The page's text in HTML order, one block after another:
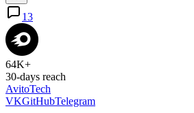
13
64K+
30-days reach
AvitoTech
VKGitHubTelegram